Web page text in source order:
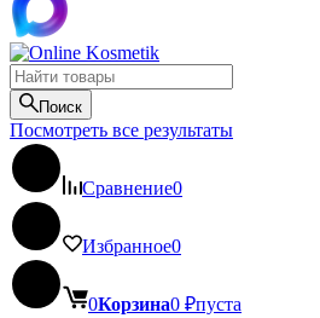
Поиск
Посмотреть все результаты
Сравнение0
Избранное0
0Корзина0 ₽пуста